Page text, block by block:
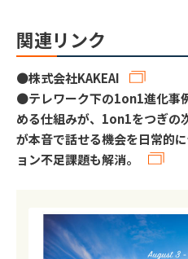
関連リンク
●株式会社KAKEAI
●テレワーク下の1on1進化事
める仕組みが、1on1をつぎの
が本音で話せる機会を日常的
ョン不足課題も解消。